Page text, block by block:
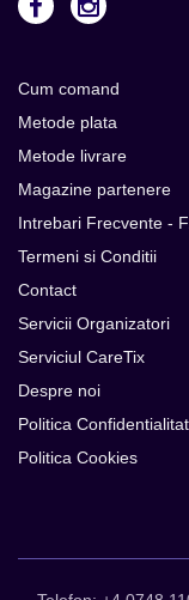
Cum comand
Metode plata
Metode livrare
Magazine partenere
Intrebari Frecvente -
Termeni si Conditii
Contact
Servicii Organizatori
Serviciul CareTix
Despre noi
Politica
Politica Cookies